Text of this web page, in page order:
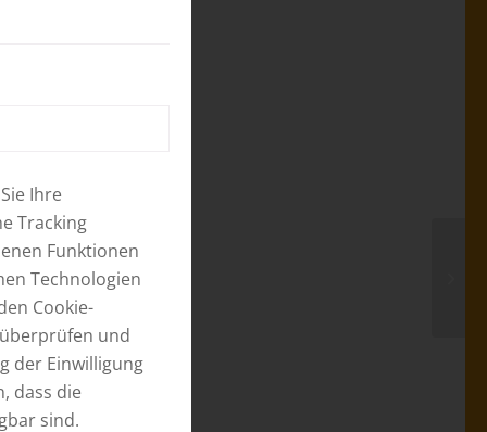
Ihre
Tracking
Funktionen
Technologien
Cookie-
und
der Einwilligung
dass die
sind.